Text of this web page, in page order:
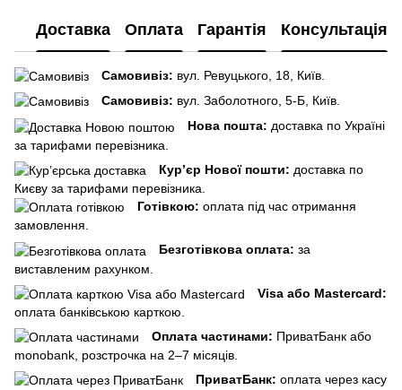
Доставка Оплата Гарантія Консультація
Самовивіз: вул. Ревуцького, 18, Київ.
Самовивіз: вул. Заболотного, 5-Б, Київ.
Нова пошта: доставка по Україні
за тарифами перевізника.
Кур’єр Нової пошти: доставка по
Києву за тарифами перевізника.
Готівкою: оплата під час отримання
замовлення.
Безготівкова оплата: за
виставленим рахунком.
Visa або Mastercard:
оплата банківською карткою.
Оплата частинами: ПриватБанк або
monobank, розстрочка на 2–7 місяців.
ПриватБанк: оплата через касу